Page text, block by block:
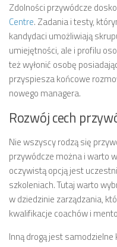
Zdolności przywódcze
Centre. Zadania i testy,
kandydaci umożliwiają
umiejętności, ale i profilu
też wyłonić osobę
przyspiesza końcowe
nowego managera.
Rozwój cech
Nie wszyscy rodzą się
przywódcze można i warto
oczywistą opcją jest
szkoleniach. Tutaj warto
w dziedzinie zarządzania,
kwalifikacje coachów i
Inną drogą jest